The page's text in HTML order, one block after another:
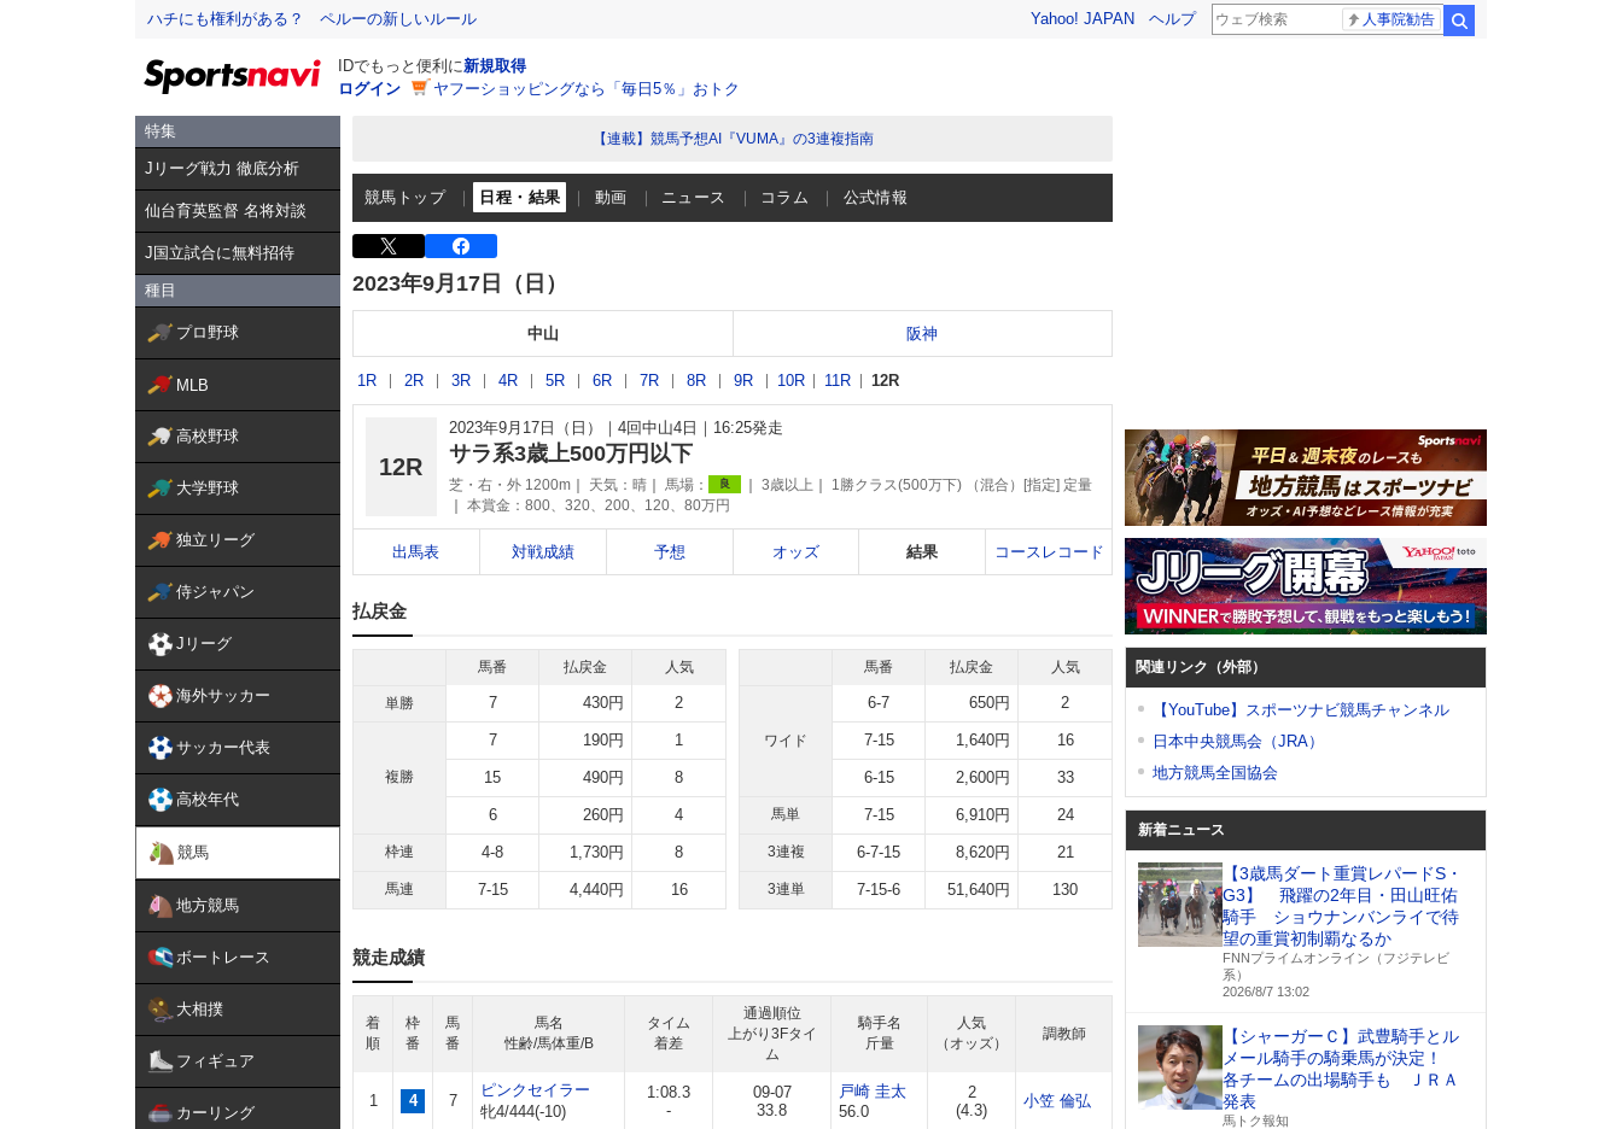
ハチにも権利がある？ ペルーの新しいルール Yahoo! JAPAN ヘルプ 人事院勧告
IDでもっと便利に新規取得
ログイン
ヤフーショッピングなら「毎日5％」おトク
特集
Jリーグ戦力 徹底分析
仙台育英監督 名将対談
J国立試合に無料招待
種目
プロ野球
MLB
高校野球
大学野球
独立リーグ
侍ジャパン
Jリーグ
海外サッカー
サッカー代表
高校年代
競馬
地方競馬
ボートレース
大相撲
フィギュア
カーリング
【連載】競馬予想AI『VUMA』の3連複指南
競馬トップ 日程・結果 動画 ニュース コラム 公式情報
2023年9月17日（日）
中山 阪神
1R 2R 3R 4R 5R 6R 7R 8R 9R 10R 11R 12R
12R
2023年9月17日（日） 4回中山4日 16:25発走
サラ系3歳上500万円以下
芝・右・外 1200m 天気： 晴 馬場： 良 3歳以上
1勝クラス(500万下) （混合）[指定] 定量
本賞金：800、320、200、120、80万円
出馬表 対戦成績 予想 オッズ 結果 コースレコード
払戻金
馬番 払戻金 人気
単勝 7 430円 2
複勝
7 190円 1
15 490円 8
6 260円 4
枠連 4-8 1,730円 8
馬連 7-15 4,440円 16
馬番 払戻金 人気
ワイド
6-7 650円 2
7-15 1,640円 16
6-15 2,600円 33
馬単 7-15 6,910円 24
3連複 6-7-15 8,620円 21
3連単 7-15-6 51,640円 130
競走成績
着
順
枠
番
馬
番
馬名
性齢/馬体重/B
タイム
着差
通過順位
上がり3Fタイ
ム
騎手名
斤量
人気
（オッズ）
調教師
1 4 7
ピンクセイラー
牝4/444(-10)
1:08.3
-
09-07
33.8
戸崎 圭太
56.0
2
(4.3)
小笠 倫弘
関連リンク（外部）
【YouTube】スポーツナビ競馬チャンネル
日本中央競馬会（JRA）
地方競馬全国協会
新着ニュース
【3歳馬ダート重賞レパードS・
G3】 飛躍の2年目・田山旺佑
騎手 ショウナンバンライで待
望の重賞初制覇なるか
FNNプライムオンライン（フジテレビ
系）
2026/8/7 13:02
【シャーガーＣ】武豊騎手とル
メール騎手の騎乗馬が決定！
各チームの出場騎手も ＪＲＡ
発表
馬トク報知